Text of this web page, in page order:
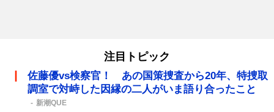
注目トピック
佐藤優vs検察官！ あの国策捜査から20年、特捜取
調室で対峙した因縁の二人がいま語り合ったこと
新潮QUE